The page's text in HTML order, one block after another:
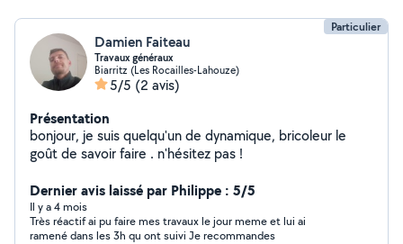
Particulier
Damien Faiteau
Travaux généraux
Biarritz (Les Rocailles-Lahouze)
5/5 (2 avis)
Présentation
bonjour, je suis quelqu'un de dynamique, bricoleur le
goût de savoir faire . n'hésitez pas !
Dernier avis laissé par Philippe : 5/5
Il y a 4 mois
Très réactif ai pu faire mes travaux le jour meme et lui ai
ramené dans les 3h qu ont suivi Je recommandes